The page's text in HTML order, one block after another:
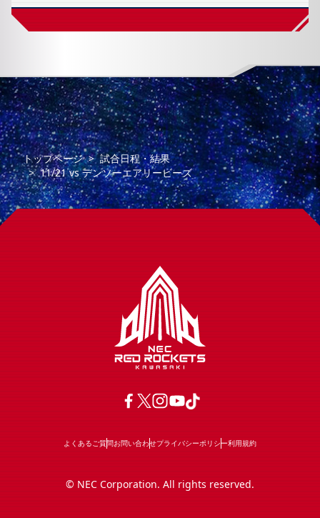
トップページ
試合日程・結果
11/21vsデンソーエアリービーズ
よくあるご質問お問い合わせプライバシーポリシー利用規約
© NEC Corporation. All rights reserved.